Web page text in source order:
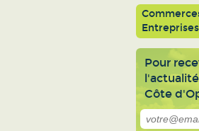
Entreprises
Pour
Côte